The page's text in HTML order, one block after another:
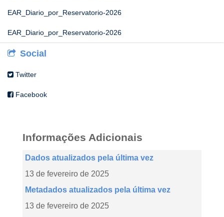
EAR_Diario_por_Reservatorio-2026
EAR_Diario_por_Reservatorio-2026
Social
Twitter
Facebook
Informações Adicionais
Dados atualizados pela última vez
13 de fevereiro de 2025
Metadados atualizados pela última vez
13 de fevereiro de 2025